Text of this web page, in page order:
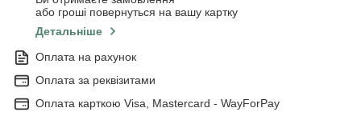
або гроші повернуться на вашу картку
Детальніше
Оплата на рахунок
Оплата за реквізитами
Оплата карткою Visa, Mastercard - WayForPay